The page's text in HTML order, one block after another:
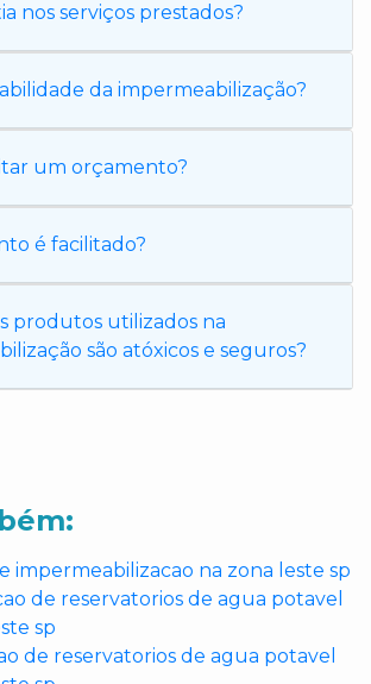
nos serviços prestados?
da impermeabilização?
um orçamento?
é facilitado?
produtos utilizados na
são atóxicos e seguros?
impermeabilizacao na zona leste sp
de reservatorios de agua potavel
sp
de reservatorios de agua potavel